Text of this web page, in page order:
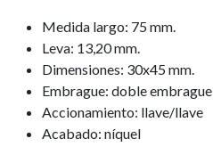
Medida largo: 75 mm.
Leva: 13,20 mm.
Dimensiones: 30x45 mm.
Embrague: doble embrague
Accionamiento: llave/llave
Acabado: níquel